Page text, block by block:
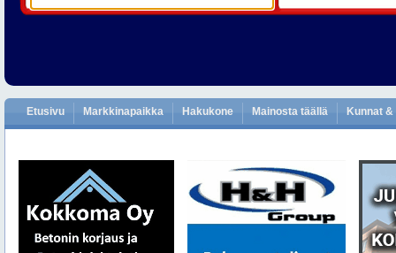
Etusivu Markkinapaikka Hakukone Mainosta täällä Kunnat